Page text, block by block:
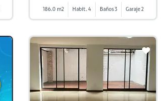
186.0 m2 Habit. 4 Baños 3 Garaje 2